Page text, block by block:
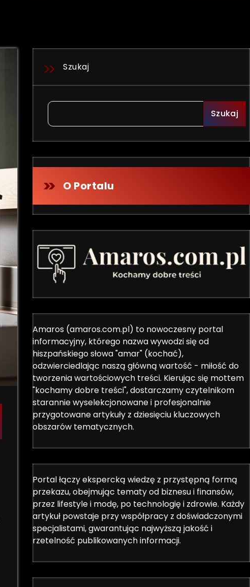
Szukaj
Szukaj
O Portalu
Amaros (amaros.com.pl) to nowoczesny portal
informacyjny, którego nazwa wywodzi się od
hiszpańskiego słowa "amar" (kochać),
odzwierciedlając naszą główną wartość - miłość do
tworzenia wartościowych treści. Kierując się mottem
"kochamy dobre treści", dostarczamy czytelnikom
starannie wyselekcjonowane i profesjonalnie
przygotowane artykuły z dziesięciu kluczowych
obszarów tematycznych.
Portal łączy ekspercką wiedzę z przystępną formą
przekazu, obejmując tematy od biznesu i finansów,
przez lifestyle i modę, po technologię i zdrowie. Każdy
artykuł powstaje przy współpracy z doświadczonymi
specjalistami, gwarantując najwyższą jakość i
rzetelność publikowanych informacji.